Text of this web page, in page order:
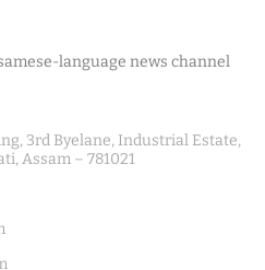
language news channel
3rd Byelane, Industrial Estate,
Assam – 781021